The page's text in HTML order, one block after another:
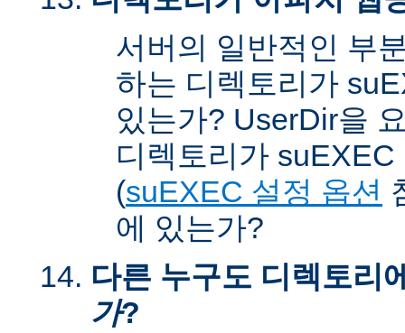
서버의 일반적인 부
하는 디렉토리가
있는가? UserDir을
디렉토리가
(suEXEC 설정 옵션
에 있는가?
다른 누구도 디렉토리
가?